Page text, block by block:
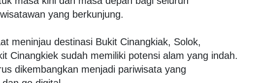
yang berkunjung.
meninjau destinasi Bukit Cinangkiak, Solok,
Cinangkiek sudah memiliki potensi alam yang indah.
dikembangkan menjadi pariwisata yang